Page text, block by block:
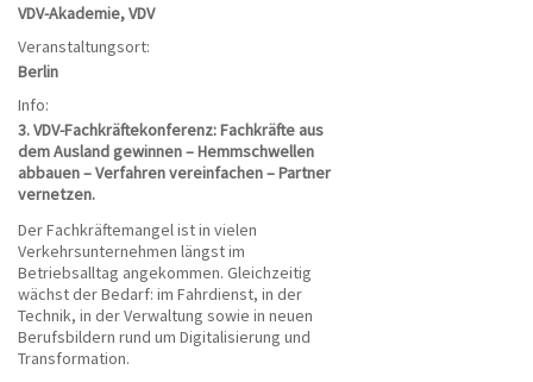
VDV-Akademie, VDV
Veranstaltungsort:
Berlin
Info:
3. VDV-Fachkräftekonferenz: Fachkräfte aus
dem Ausland gewinnen –Hemmschwellen
abbauen – Verfahren vereinfachen – Partner
vernetzen.
Der Fachkräftemangel ist in vielen
Verkehrsunternehmen längst im
Betriebsalltag angekommen. Gleichzeitig
wächst der Bedarf: im Fahrdienst, in der
Technik, in der Verwaltung sowie in neuen
Berufsbildern rund um Digitalisierung und
Transformation.